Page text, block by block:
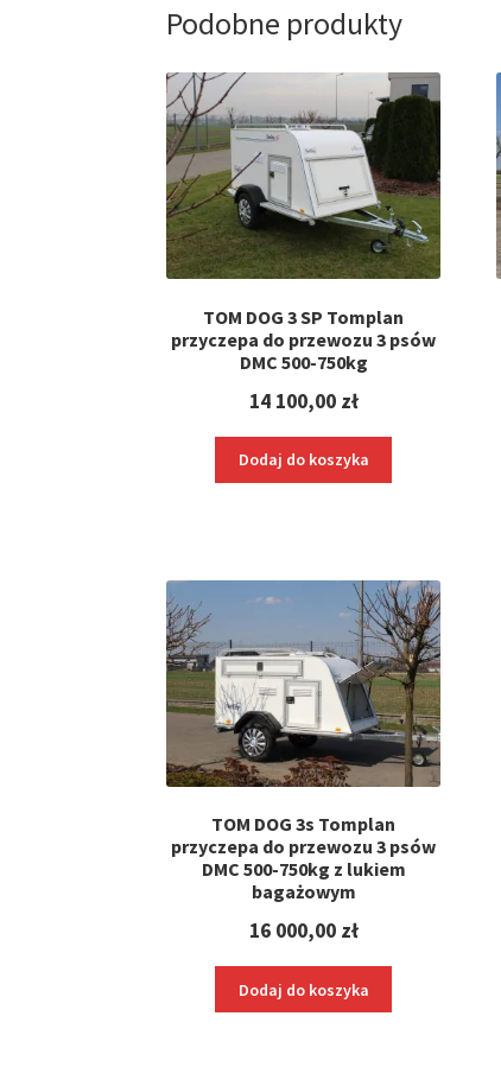
Podobne produkty
TOM DOG 3 SP Tomplan
przyczepa do przewozu 3 psów
DMC 500-750kg
14 100,00 zł
Dodaj do koszyka
TOM DOG 3s Tomplan
przyczepa do przewozu 3 psów
DMC 500-750kg z lukiem
bagażowym
16 000,00 zł
Dodaj do koszyka